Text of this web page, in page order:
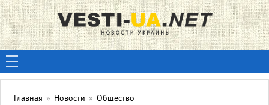
Главная » Новости » Общество